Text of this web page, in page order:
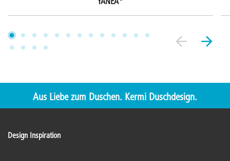
YANEA
Aus Liebe zum Duschen. Kermi Duschdesign.
Design Inspiration